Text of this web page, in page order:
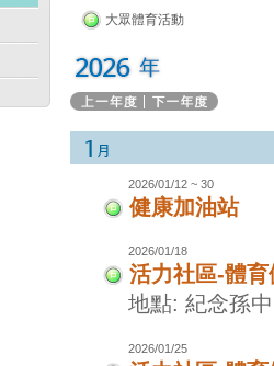
大眾體育活動
2026/01/12 ~ 30
健康加油站
2026/01/18
活力社區-體
地點: 紀念孫
2026/01/25